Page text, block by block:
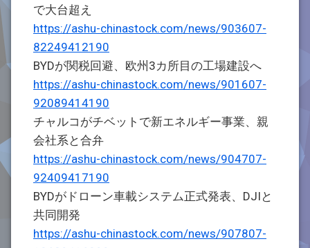
で大台超え
https://ashu-chinastock.com/news/903607-
82249412190
BYDが関税回避、欧州3カ所目の工場建設へ
https://ashu-chinastock.com/news/901607-
92089414190
チャルコがチベットで新エネルギー事業、親
会社系と合弁
https://ashu-chinastock.com/news/904707-
92409417190
BYDがドローン車載システム正式発表、DJIと
共同開発
https://ashu-chinastock.com/news/907807-